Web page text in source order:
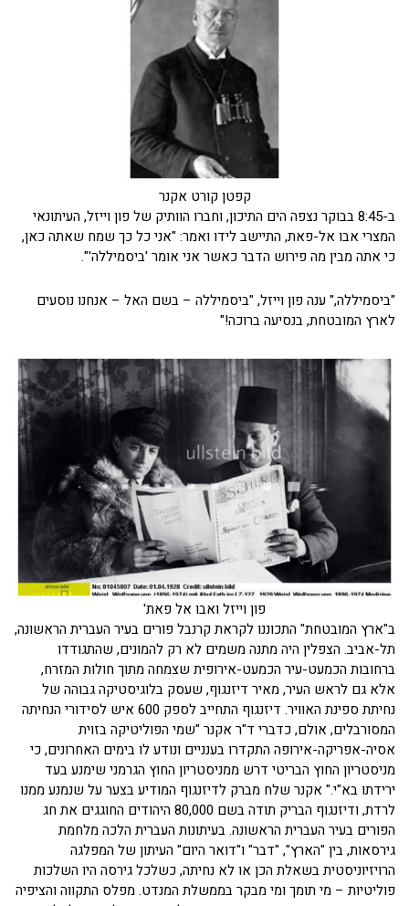
קפטן קורט אקנר
ב-8:45 בבוקר נצפה הים התיכון, וחברו הוותיק של פון וייזל, העיתונאי
המצרי אבו אל-פאת, התיישב לידו ואמר: "אני כל כך שמח שאתה כאן,
כי אתה מבין מה פירוש הדבר כאשר אני אומר 'ביסמיללה'".
"ביסמיללה," ענה פון וייזל, "ביסמיללה – בשם האל – אנחנו נוסעים
לארץ המובטחת, בנסיעה ברוכה!"
פון וייזל ואבו אל פאת'
ב"ארץ המובטחת" התכוננו לקראת קרנבל פורים בעיר העברית הראשונה,
תל-אביב. הצפלין היה מתנה משמים לא רק להמונים, שהתגודדו
ברחובות הכמעט-עיר הכמעט-אירופית שצמחה מתוך חולות המזרח,
אלא גם לראש העיר, מאיר דיזנגוף, שעסק בלוגיסטיקה גבוהה של
נחיתת ספינת האוויר. דיזנגוף התחייב לספק 600 איש לסידורי הנחיתה
המסורבלים, אולם, כדברי ד"ר אקנר "שמי הפוליטיקה בזוית
אסיה-אפריקה-אירופה התקדרו בענניים ונודע לו בימים האחרונים, כי
מניסטריון החוץ הבריטי דרש ממניסטריון החוץ הגרמני שימנע בעד
ירידתו בא"י." אקנר שלח מברק לדיזנגוף המודיע בצער על שנמנע ממנו
לרדת, ודיזנגוף הבריק תודה בשם 80,000 היהודים החוגגים את חג
הפורים בעיר העברית הראשונה. בעיתונות העברית הלכה מלחמת
גירסאות, בין "הארץ", "דבר" ו"דואר היום" העיתון של המפלגה
הרויזיוניסטית בשאלת הכן או לא נחיתה, כשלכל גירסה היו השלכות
פוליטיות – מי תומך ומי מבקר בממשלת המנדט. מפלס התקווה והציפיה